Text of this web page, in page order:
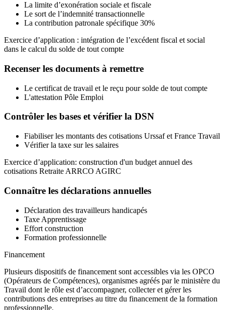
La limite d’exonération sociale et fiscale
Le sort de l’indemnité transactionnelle
La contribution patronale spécifique 30%
Exercice d’application : intégration de l’excédent fiscal et social
dans le calcul du solde de tout compte
Recenser les documents à remettre
Le certificat de travail et le reçu pour solde de tout compte
L'attestation Pôle Emploi
Contrôler les bases et vérifier la DSN
Fiabiliser les montants des cotisations Urssaf et France Travail
Vérifier la taxe sur les salaires
Exercice d’application: construction d'un budget annuel des
cotisations Retraite ARRCO AGIRC
Connaître les déclarations annuelles
Déclaration des travailleurs handicapés
Taxe Apprentissage
Effort construction
Formation professionnelle
Financement
Plusieurs dispositifs de financement sont accessibles via les OPCO
(Opérateurs de Compétences), organismes agréés par le ministère du
Travail dont le rôle est d’accompagner, collecter et gérer les
contributions des entreprises au titre du financement de la formation
professionnelle.